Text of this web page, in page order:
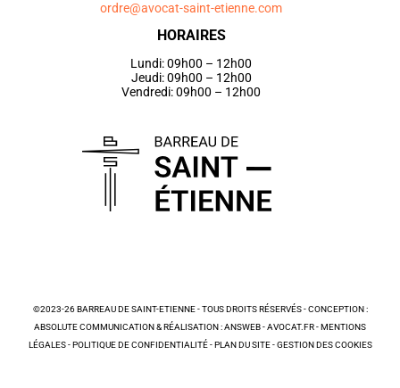
ordre@avocat-saint-etienne.com
HORAIRES
Lundi: 09h00 – 12h00
Jeudi: 09h00 – 12h00
Vendredi: 09h00 – 12h00
©2023-26 BARREAU DE SAINT-ETIENNE - TOUS DROITS RÉSERVÉS - CONCEPTION :
ABSOLUTE COMMUNICATION & RÉALISATION : ANSWEB -AVOCAT.FR-MENTIONS
LÉGALES-POLITIQUE DE CONFIDENTIALITÉ-PLAN DU SITE-GESTION DES COOKIES